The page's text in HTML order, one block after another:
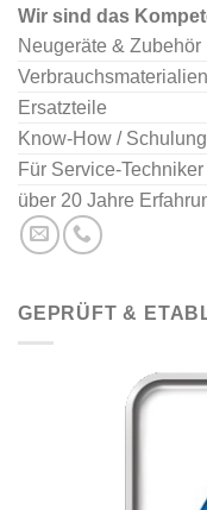
Wir sind das
Neugeräte & Zubehör
Ersatzteile
Know-How / Schulung
Für Service-
über 20 Jahre
GEPRÜFT &